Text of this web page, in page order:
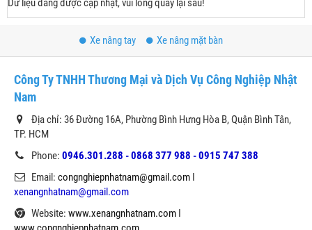
Dữ liệu đang được cập nhật, vui lòng quay lại sau!
Xe nâng tay Xe nâng mặt bàn
Công Ty TNHH Thương Mại và Dịch Vụ Công Nghiệp Nhật
Nam
Địa chỉ: 36 Đường 16A, Phường Bình Hưng Hòa B, Quận Bình Tân,
TP. HCM
Phone: 0946.301.288 - 0868 377 988 - 0915 747 388
Email: congnghiepnhatnam@gmail.com I
xenangnhatnam@gmail.com
Website: www.xenangnhatnam.com I